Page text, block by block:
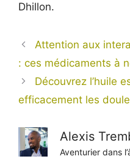
Dhillon.
Attention aux
: ces médicaments à
Découvrez l’huile
efficacement les
Alexis
Aventurier dans